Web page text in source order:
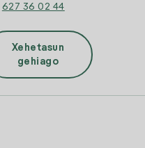
627 36 02 44
Xehetasun
gehiago